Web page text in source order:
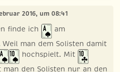
2016, um 08:41
finde ich
am
Weil man dem Solisten damit
hochspielt. Mit
man den Solisten nur an den